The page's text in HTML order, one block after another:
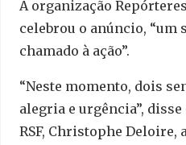
A organização
celebrou o anúncio, “um
chamado à ação”.
“Neste momento, dois
alegria e urgência”,
RSF, Christophe Deloire,